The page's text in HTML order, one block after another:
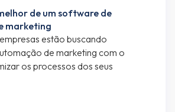
de um software de
marketing
estão buscando
de marketing com o
os processos dos seus